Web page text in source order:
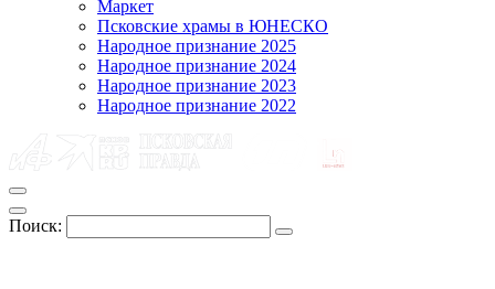
Маркет
Псковские храмы в ЮНЕСКО
Народное признание 2025
Народное признание 2024
Народное признание 2023
Народное признание 2022
Поиск: